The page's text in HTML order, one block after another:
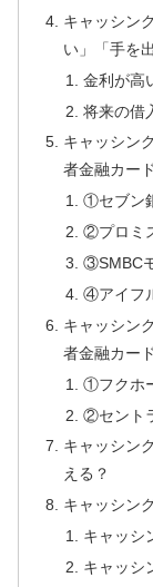
キャッシン
い」「手を
金利が高
将来の借
キャッシン
者金融カー
①セブン
②プロミ
③SMBC
④アイフ
キャッシン
者金融カー
①フクホ
②セント
キャッシン
える？
キャッシン
キャッシ
キャッシ